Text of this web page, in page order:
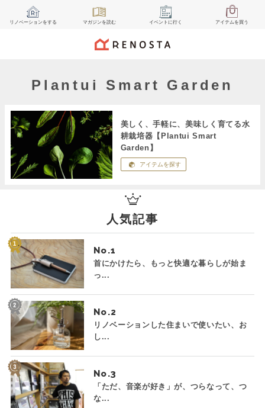
リノベーションをする マガジンを読む イベント に行く アイテムを買う
Plantui Smart Garden
美しく、手軽に、美味しく育てる水
耕栽培器【Plantui Smart
Garden】
アイテムを探す
人気記事
No.
首にかけたら、もっと快適な暮らしが始ま
っ...
No.
リノベーションした住まいで使いたい、お
し...
No.
「ただ、音楽が好き」が、つらなって、つ
な...